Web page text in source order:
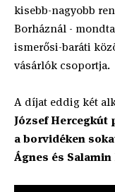
kisebb-nagyobb
Borháznál -
ismerősi-baráti
vásárlók csoportja.
A díjat eddig két
József Hercegkút
a borvidéken
Ágnes és Salamin